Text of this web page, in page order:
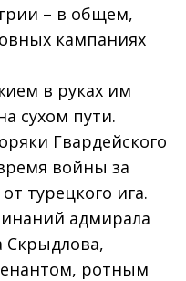
– в общем,
кампаниях
в руках им
сухом пути.
Гвардейского
вой­ны за
турецкого ига.
адмирала
Скрыдлова,
ротным